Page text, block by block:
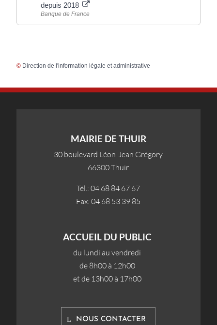
depuis 2018
Banque de France
© Direction de l'information légale et administrative
MAIRIE DE THUIR
30 boulevard Léon-Jean Grégory
66300 Thuir
Tél.: 04 68 84 67 67
Fax: 04 68 53 39 85
ACCUEIL DU PUBLIC
du lundi au vendredi
de 8h00 à 12h00
et de 13h00 à 17h00
NOUS CONTACTER